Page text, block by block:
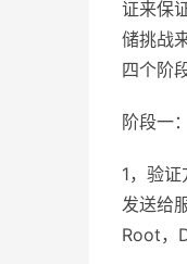
证来保
储挑战
四个阶
阶段一
1，验
发送给
Root，